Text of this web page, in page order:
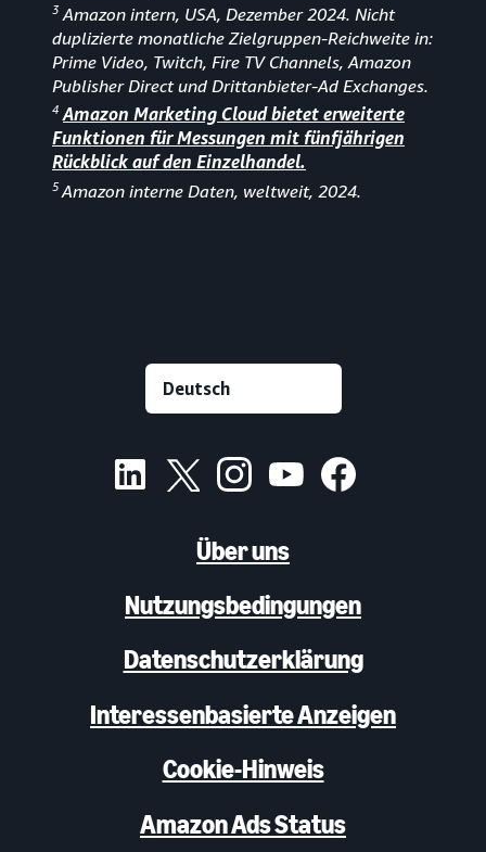
3 Amazon intern, USA, Dezember 2024. Nicht
duplizierte monatliche Zielgruppen-Reichweite in:
Prime Video, Twitch, Fire TV Channels, Amazon
Publisher Direct und Drittanbieter-Ad Exchanges.
4 Amazon Marketing Cloud bietet erweiterte
Funktionen für Messungen mit fünfjährigen
Rückblick auf den Einzelhandel.
5Amazon interne Daten, weltweit, 2024.
Über uns
Nutzungsbedingungen
Datenschutzerklärung
Interessenbasierte Anzeigen
Cookie-Hinweis
Amazon Ads Status